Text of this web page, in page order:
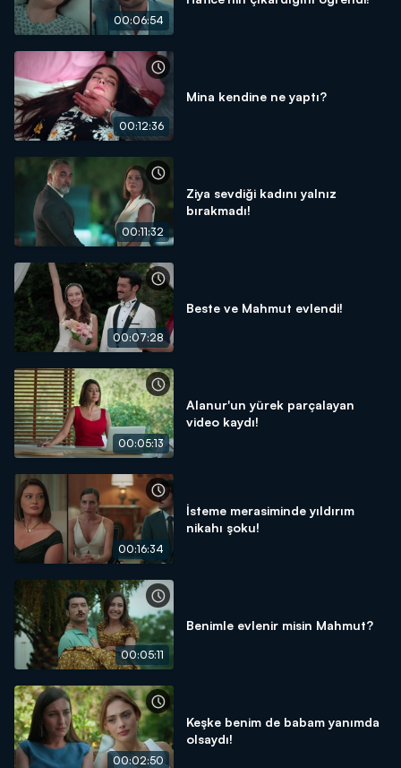
00:06:54
00:12:36
Mina kendine ne yaptı?
00:11:32
Ziya sevdiği kadını yalnız
bırakmadı!
00:07:28
Beste ve Mahmut evlendi!
00:05:13
Alanur'un yürek parçalayan
video kaydı!
00:16:34
İsteme merasiminde yıldırım
nikahı şoku!
00:05:11
Benimle evlenir misin Mahmut?
00:02:50
Keşke benim de babam yanımda
olsaydı!